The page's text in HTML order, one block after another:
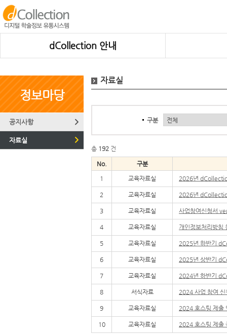
dCollection 안내
정보마당
공지사항
자료실
자료실
구분
총 192 건
No. 구분
1 교육자료실 2026년
2 교육자료실 2026년
3 교육자료실 사업창여신청서
4 교육자료실 개인정보처리방침
5 교육자료실 2025년 하반기
6 교육자료실 2025년 상반기
7 교육자료실 2024년 하반기
8 서식자료 2024 사업 참여
9 교육자료실 2024 호스팅 제출
10 교육자료실 2024 호스팅 제출